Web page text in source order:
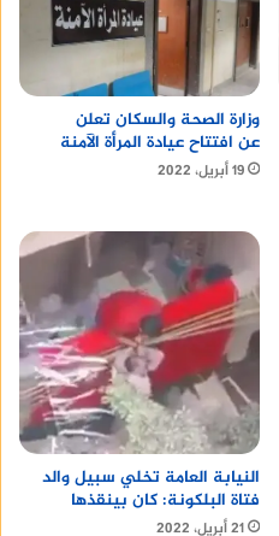
وزارة الصحة والسكان تعلن
عن افتتاح عيادة المرأة الآمنة
19 أبريل، 2022
النيابة العامة تخلي سبيل والد
فتاة البلكونة: كان بينقذها
21 أبريل، 2022